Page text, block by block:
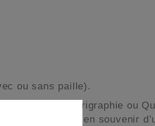
ou sans paille).
en Sérigraphie ou
aux enfants en souvenir